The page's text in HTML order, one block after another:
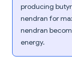
producing
nendran for
nendran
energy.